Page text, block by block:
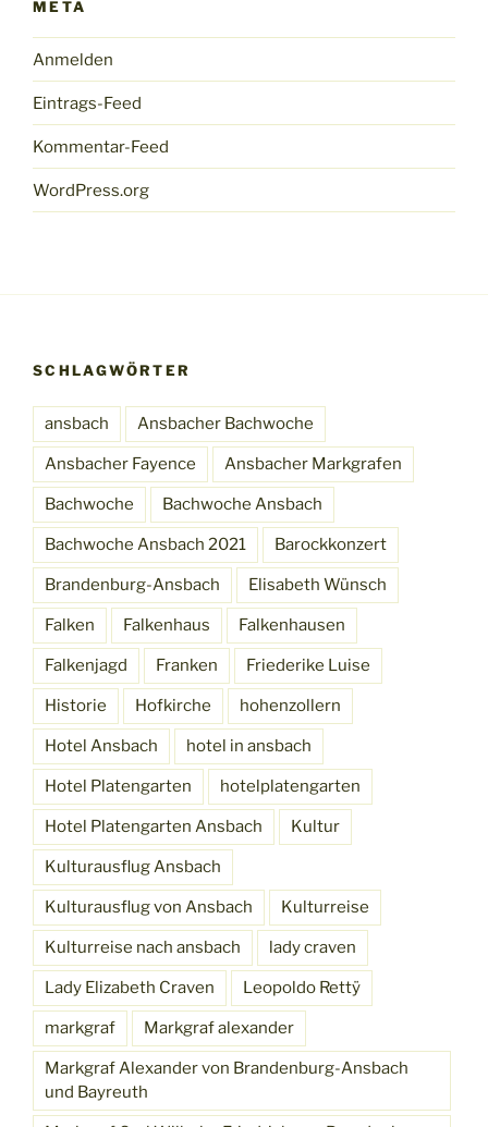
META
Anmelden
Eintrags-Feed
Kommentar-Feed
WordPress.org
SCHLAGWÖRTER
ansbach Ansbacher Bachwoche
Ansbacher Fayence Ansbacher Markgrafen
Bachwoche Bachwoche Ansbach
Bachwoche Ansbach 2021 Barockkonzert
Brandenburg-Ansbach Elisabeth Wünsch
Falken Falkenhaus Falkenhausen
Falkenjagd Franken Friederike Luise
Historie Hofkirche hohenzollern
Hotel Ansbach hotel in ansbach
Hotel Platengarten hotelplatengarten
Hotel Platengarten Ansbach Kultur
Kulturausflug Ansbach
Kulturausflug von Ansbach Kulturreise
Kulturreise nach ansbach lady craven
Lady Elizabeth Craven Leopoldo Rettÿ
markgraf Markgraf alexander
Markgraf Alexander von Brandenburg-Ansbach
und Bayreuth